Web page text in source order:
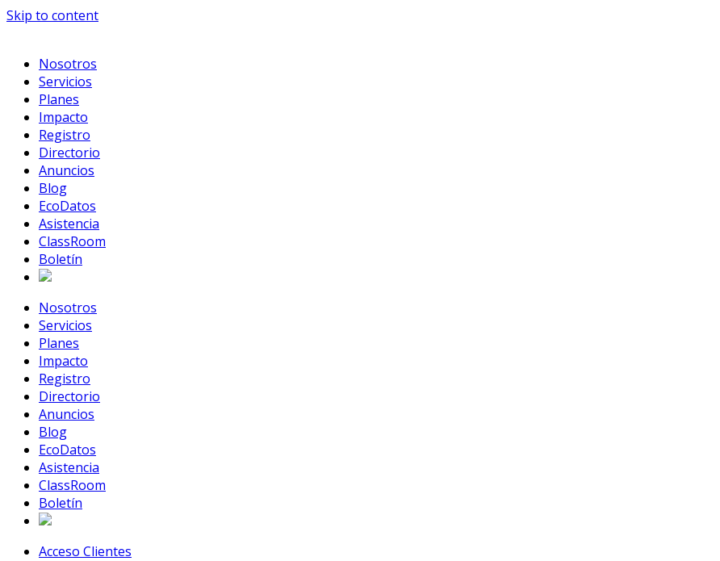
Skip to content
Nosotros
Servicios
Planes
Impacto
Registro
Directorio
Anuncios
Blog
EcoDatos
Asistencia
ClassRoom
Boletín
Nosotros
Servicios
Planes
Impacto
Registro
Directorio
Anuncios
Blog
EcoDatos
Asistencia
ClassRoom
Boletín
Acceso Clientes